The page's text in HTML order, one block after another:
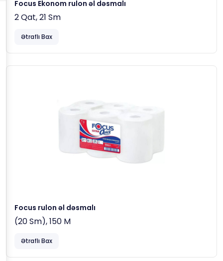
Focus Ekonom rulon əl dəsmalı
2 Qat, 21 Sm
Ətraflı Bax
Focus rulon əl dəsmalı
(20 Sm), 150 M
Ətraflı Bax